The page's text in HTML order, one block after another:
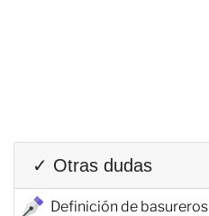
✓ Otras dudas
Definición de basureros